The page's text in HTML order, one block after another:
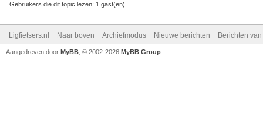
Gebruikers die dit topic lezen: 1 gast(en)
Ligfietsers.nl Naar boven Archiefmodus Nieuwe berichten Berichten
Aangedreven door MyBB , © 2002-2026 MyBB Group